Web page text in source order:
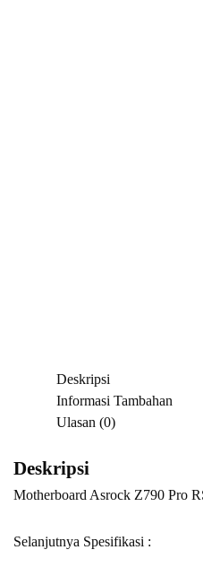
Deskripsi
Informasi Tambahan
Ulasan (0)
Deskripsi
Motherboard Asrock Z790 Pro
Selanjutnya Spesifikasi :